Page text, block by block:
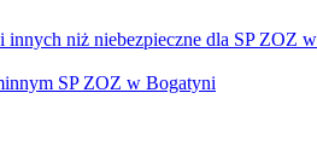
innych niż niebezpieczne dla SP ZOZ
SP ZOZ w Bogatyni